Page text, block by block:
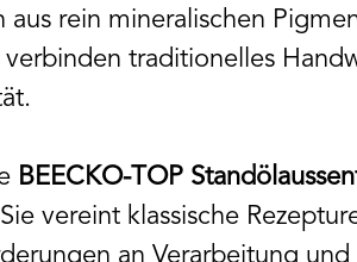
aus rein mineralischen
verbinden traditionelles
BEECKO-TOP
vereint klassische
an Verarbeitung und